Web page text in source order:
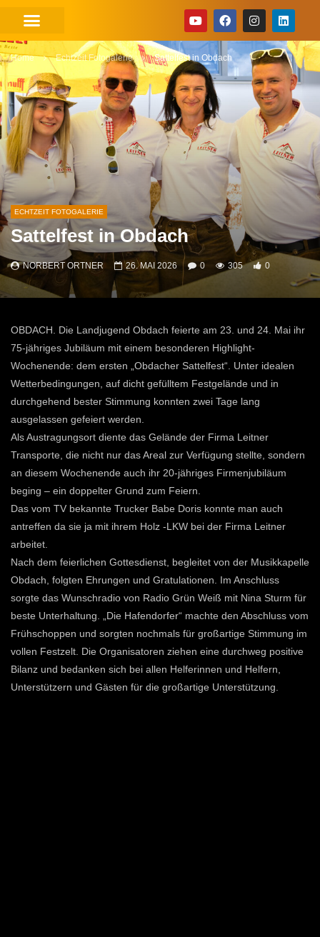
Home Echtzeit Fotogalerie Sattelfest in Obdach
ECHTZEIT FOTOGALERIE
Sattelfest in Obdach
NORBERT ORTNER 26. MAI 2026 0 305 0
OBDACH. Die Landjugend Obdach feierte am 23. und 24. Mai ihr
75-jähriges Jubiläum mit einem besonderen Highlight-
Wochenende: dem ersten „Obdacher Sattelfest“. Unter idealen
Wetterbedingungen, auf dicht gefülltem Festgelände und in
durchgehend bester Stimmung konnten zwei Tage lang
ausgelassen gefeiert werden.
Als Austragungsort diente das Gelände der Firma Leitner
Transporte, die nicht nur das Areal zur Verfügung stellte, sondern
an diesem Wochenende auch ihr 20-jähriges Firmenjubiläum
beging – ein doppelter Grund zum Feiern.
Das vom TV bekannte Trucker Babe Doris konnte man auch
antreffen da sie ja mit ihrem Holz -LKW bei der Firma Leitner
arbeitet.
Nach dem feierlichen Gottesdienst, begleitet von der Musikkapelle
Obdach, folgten Ehrungen und Gratulationen. Im Anschluss
sorgte das Wunschradio von Radio Grün Weiß mit Nina Sturm für
beste Unterhaltung. „Die Hafendorfer“ machte den Abschluss vom
Frühschoppen und sorgten nochmals für großartige Stimmung im
vollen Festzelt. Die Organisatoren ziehen eine durchweg positive
Bilanz und bedanken sich bei allen Helferinnen und Helfern,
Unterstützern und Gästen für die großartige Unterstützung.